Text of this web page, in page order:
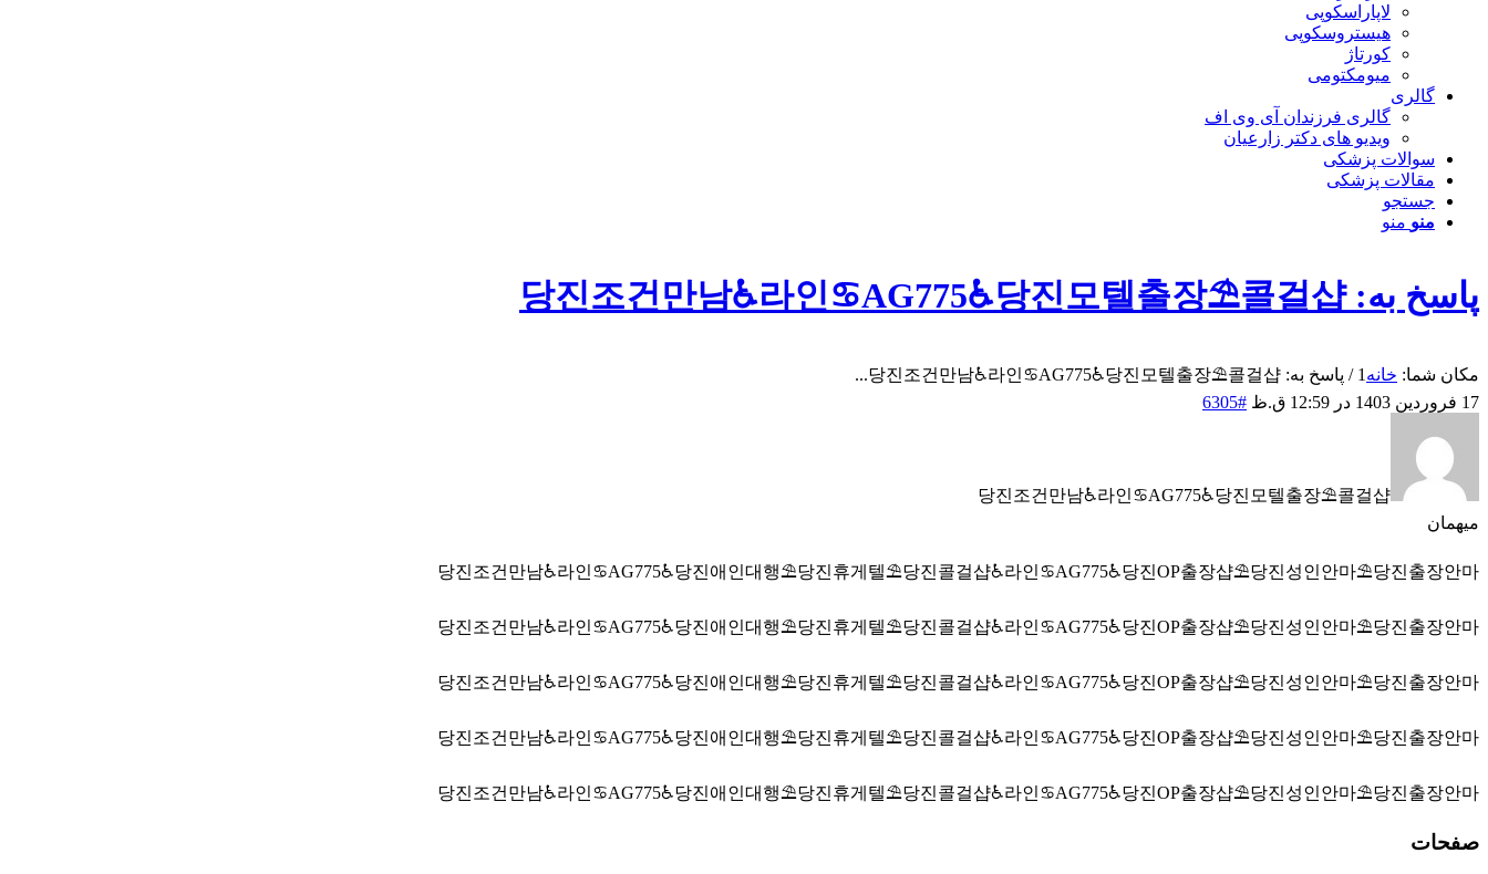
لاپاراسکوپی
هیستروسکوپی
کورتاژ
میومکتومی
گالری
گالری فرزندان آی وی اف
ویدیو های دکتر زارعیان
سوالات پزشکی
مقالات پزشکی
جستجو
منو منو
پاسخ به: 당진조건만남♿라인♋AG775♿당진모텔출장⛱️콜걸샵
مکان شما: خانه 1
/ پاسخ به: 당진조건만남♿라인♋AG775♿당진모텔출장⛱️콜걸샵...
17 فروردین 1403 در 12:59 ق.ظ
#6305
당진조건만남♿라인♋AG775♿당진모텔출장⛱️콜걸샵
میهمان
당진조건만남♿라인♋AG775♿당진애인대행⛱️당진휴게텔⛱️당진콜걸샵♿라인♋AG775♿당진OP출장샵⛱️당진성인안마⛱️당진출장안마
당진조건만남♿라인♋AG775♿당진애인대행⛱️당진휴게텔⛱️당진콜걸샵♿라인♋AG775♿당진OP출장샵⛱️당진성인안마⛱️당진출장안마
당진조건만남♿라인♋AG775♿당진애인대행⛱️당진휴게텔⛱️당진콜걸샵♿라인♋AG775♿당진OP출장샵⛱️당진성인안마⛱️당진출장안마
당진조건만남♿라인♋AG775♿당진애인대행⛱️당진휴게텔⛱️당진콜걸샵♿라인♋AG775♿당진OP출장샵⛱️당진성인안마⛱️당진출장안마
당진조건만남♿라인♋AG775♿당진애인대행⛱️당진휴게텔⛱️당진콜걸샵♿라인♋AG775♿당진OP출장샵⛱️당진성인안마⛱️당진출장안마
صفحات